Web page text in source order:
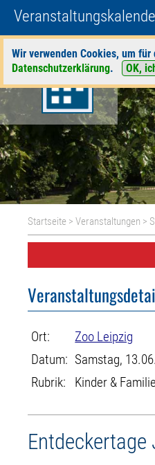
Wir verwenden Cookies, um
Datenschutzerklärung. OK,
Startseite >Veranstaltungen >
Ort:
Zoo Leipzig
Datum: Samstag,
Rubrik:
Kinder & Familie
Entdeckertage